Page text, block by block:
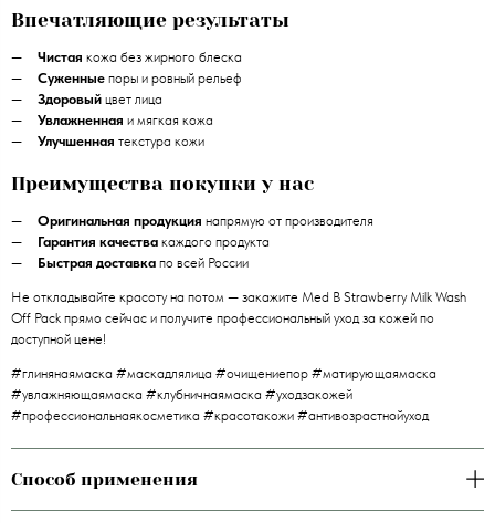
Впечатляющие результаты
Чистая кожа без жирного блеска
Суженные поры и ровный рельеф
Здоровый цвет лица
Увлажненная и мягкая кожа
Улучшенная текстура кожи
Преимущества покупки у нас
Оригинальная продукция напрямую от производителя
Гарантия качества каждого продукта
Быстрая доставка по всей России
Не откладывайте красоту на потом — закажите Med B Strawberry Milk Wash
Off Pack прямо сейчас и получите профессиональный уход за кожей по
доступной цене!
#глинянаямаска #маскадлялица #очищениепор #матирующаямаска
#увлажняющаямаска #клубничнаямаска #уходзакожей
#профессиональнаякосметика #красотакожи #антивозрастнойуход
Способ применения